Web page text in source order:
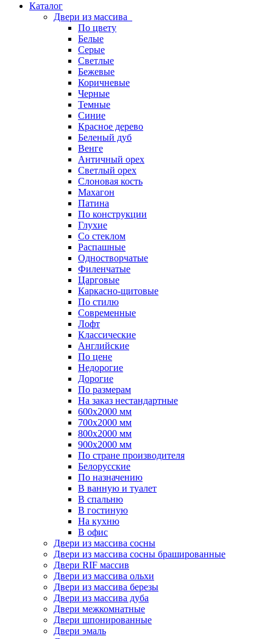
Каталог
Двери из массива
По цвету
Белые
Серые
Светлые
Бежевые
Коричневые
Черные
Темные
Синие
Красное дерево
Беленый дуб
Венге
Античный орех
Светлый орех
Слоновая кость
Махагон
Патина
По конструкции
Глухие
Со стеклом
Распашные
Одностворчатые
Филенчатые
Царговые
Каркасно-щитовые
По стилю
Современные
Лофт
Классические
Английские
По цене
Недорогие
Дорогие
По размерам
На заказ нестандартные
600х2000 мм
700х2000 мм
800х2000 мм
900х2000 мм
По стране производителя
Белорусские
По назначению
В ванную и туалет
В спальню
В гостиную
На кухню
В офис
Двери из массива сосны
Двери из массива сосны брашированные
Двери RIF массив
Двери из массива ольхи
Двери из массива березы
Двери из массива дуба
Двери межкомнатные
Двери шпонированные
Двери эмаль